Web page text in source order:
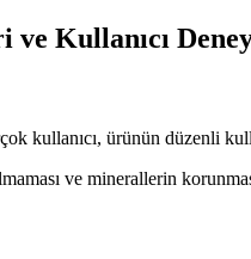
Kullanıcı
kullanıcı, ürünün düzenli
ve minerallerin